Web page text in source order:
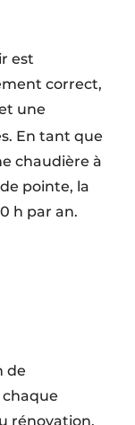
est
correct,
une
En tant que
chaudière à
pointe, la
h par an.
de
rénovation,